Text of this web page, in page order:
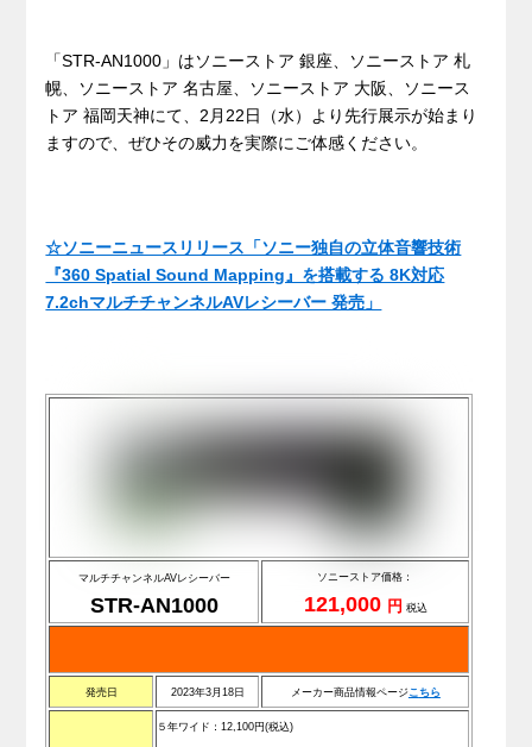
「STR-AN1000」はソニーストア 銀座、ソニーストア 札
幌、ソニーストア 名古屋、ソニーストア 大阪、ソニース
トア 福岡天神にて、2月22日（水）より先行展示が始まり
ますので、ぜひその威力を実際にご体感ください。
☆ソニーニュースリリース「ソニー独自の立体音響技術
『360 Spatial Sound Mapping』を搭載する 8K対応
7.2chマルチチャンネルAVレシーバー 発売」
マルチチャンネルAVレシーバー
STR-AN1000
ソニーストア価格：
121,000 円 税込
発売日 2023年3月18日 メーカー商品情報ページこ ちら
５年ワイド：12,100円(税込)